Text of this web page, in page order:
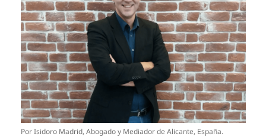
A
p
p
Por Isidoro Madrid, Abogado y Mediador de Alicante, España.